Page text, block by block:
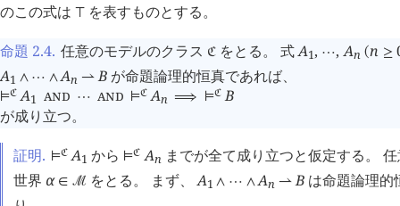
のこの式は
を表すものとする。
命題 2.4. 任意のモデルのクラス 󱁀 をとる。 式A1, ⋯, An (n ≥
A1 ∧ ⋯ ∧ An ⇀ B が命題論理的恒真であれば、
⊨󱁀 A1 AND ⋯ AND ⊨󱁀 An ⟹ ⊨󱁀 B
が成り立つ。
証明. ⊨󱁀 A1 から ⊨󱁀 An までが全て成り立つと仮定する。
世界 α ∈ 󰒤 をとる。 まず、A1 ∧ ⋯ ∧ An ⇀ B は命題論理